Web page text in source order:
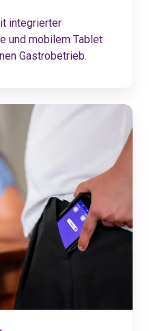
integrierter
und mobilem Tablet
Gastrobetrieb.